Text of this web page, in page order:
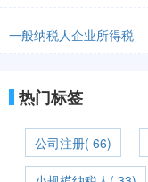
一般纳税人企业所得税
热门标签
公司注册( 66)